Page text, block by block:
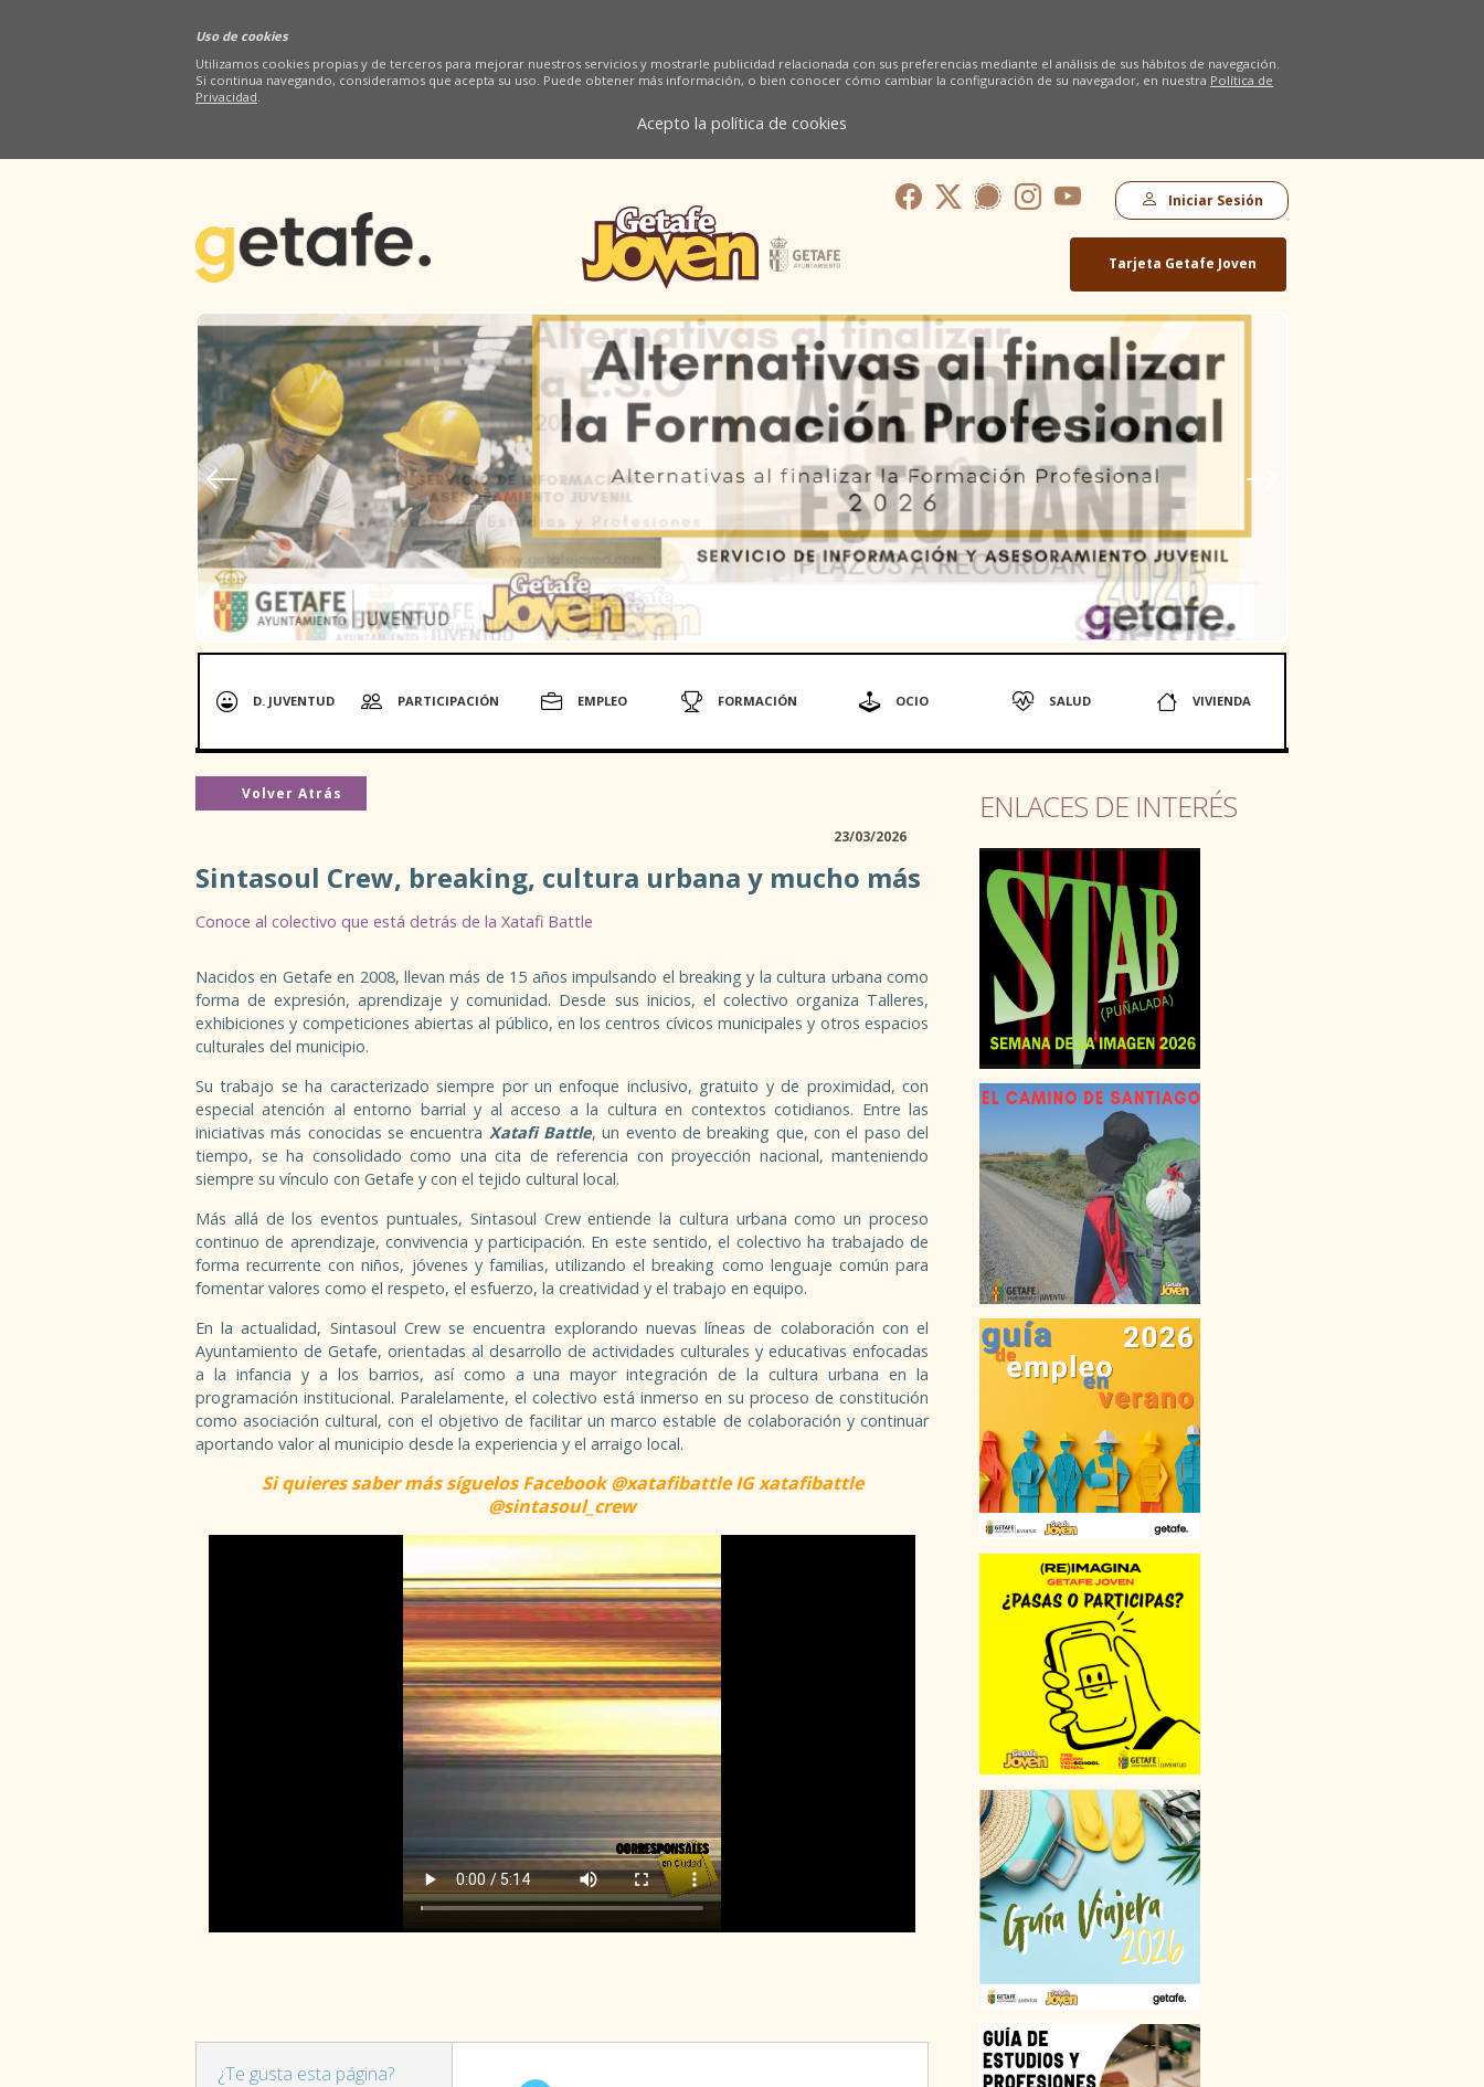
Uso de cookies
Utilizamos cookies propias y de terceros para mejorar nuestros servicios y mostrarle publicidad relacionada con sus preferencias mediante el análisis de sus hábitos de navegación.
Si continua navegando, consideramos que acepta su uso. Puede obtener más información, o bien conocer cómo cambiar la configuración de su navegador, en nuestra Política de
Privacidad.
Acepto la política de cookies
Iniciar Sesión
D. JUVENTUD PARTICIPACIÓN EMPLEO FORMACIÓN OCIO SALUD VIVIENDA
Tarjeta Getafe Joven
23/03/2026
Sintasoul Crew, breaking, cultura urbana y mucho más
Conoce al colectivo que está detrás de la Xatafi Battle
Nacidos en Getafe en 2008, llevan más de 15 años impulsando el breaking y la cultura urbana como
forma de expresión, aprendizaje y comunidad. Desde sus inicios, el colectivo organiza Talleres,
exhibiciones y competiciones abiertas al público, en los centros cívicos municipales y otros espacios
culturales del municipio.
Su trabajo se ha caracterizado siempre por un enfoque inclusivo, gratuito y de proximidad, con
especial atención al entorno barrial y al acceso a la cultura en contextos cotidianos. Entre las
iniciativas más conocidas se encuentra Xatafi Battle, un evento de breaking que, con el paso del
tiempo, se ha consolidado como una cita de referencia con proyección nacional, manteniendo
siempre su vínculo con Getafe y con el tejido cultural local.
Más allá de los eventos puntuales, Sintasoul Crew entiende la cultura urbana como un proceso
continuo de aprendizaje, convivencia y participación. En este sentido, el colectivo ha trabajado de
forma recurrente con niños, jóvenes y familias, utilizando el breaking como lenguaje común para
fomentar valores como el respeto, el esfuerzo, la creatividad y el trabajo en equipo.
En la actualidad, Sintasoul Crew se encuentra explorando nuevas líneas de colaboración con el
Ayuntamiento de Getafe, orientadas al desarrollo de actividades culturales y educativas enfocadas
a la infancia y a los barrios, así como a una mayor integración de la cultura urbana en la
programación institucional. Paralelamente, el colectivo está inmerso en su proceso de constitución
como asociación cultural, con el objetivo de facilitar un marco estable de colaboración y continuar
aportando valor al municipio desde la experiencia y el arraigo local.
Si quieres saber más síguelos Facebook @xatafibattle IG xatafibattle
@sintasoul_crew
¿Te gusta esta página?
Volver Atrás ENLACES DE INTERÉS